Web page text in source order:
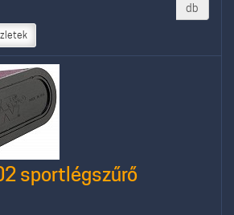
db
sportlégszűrő